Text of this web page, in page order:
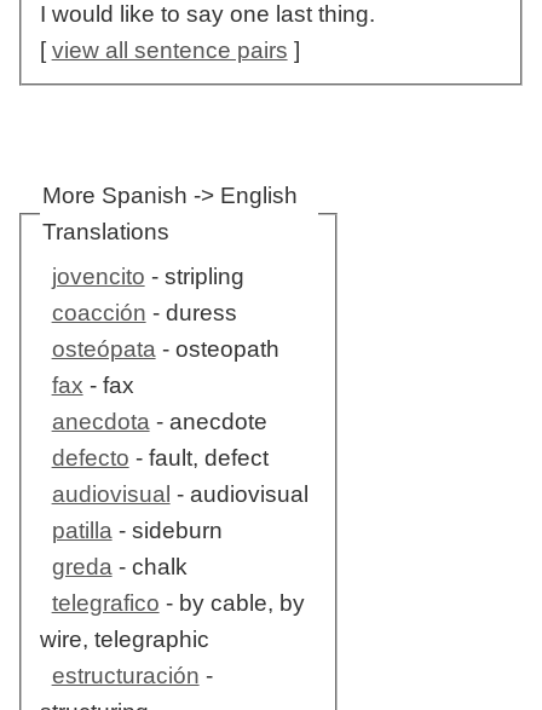
I would like to say one last thing.
[view all sentence pairs ]
More Spanish -> English
Translations
jovencito - stripling
coacción - duress
osteópata - osteopath
fax - fax
anecdota - anecdote
defecto - fault, defect
audiovisual - audiovisual
patilla - sideburn
greda - chalk
telegrafico - by cable, by
wire, telegraphic
estructuración -